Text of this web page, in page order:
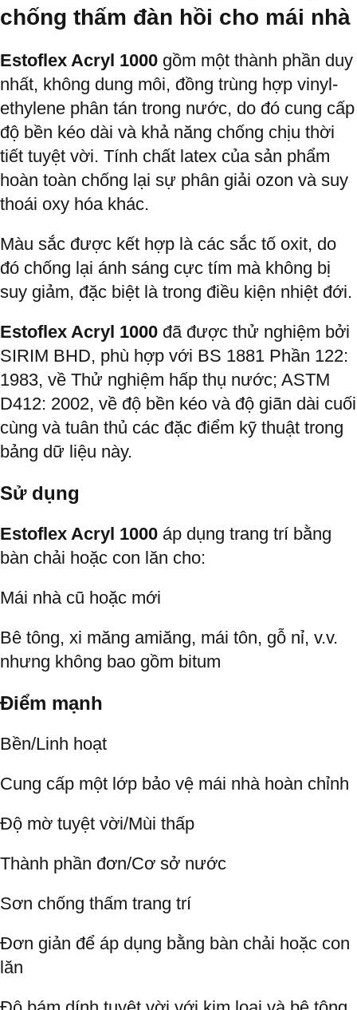
chống thấm đàn hồi cho mái nhà
Estoflex Acryl 1000 gồm một thành phần duy
nhất, không dung môi, đồng trùng hợp vinyl-
ethylene phân tán trong nước, do đó cung cấp
độ bền kéo dài và khả năng chống chịu thời
tiết tuyệt vời. Tính chất latex của sản phẩm
hoàn toàn chống lại sự phân giải ozon và suy
thoái oxy hóa khác.
Màu sắc được kết hợp là các sắc tố oxit, do
đó chống lại ánh sáng cực tím mà không bị
suy giảm, đặc biệt là trong điều kiện nhiệt đới.
Estoflex Acryl 1000 đã được thử nghiệm bởi
SIRIM BHD, phù hợp với BS 1881 Phần 122:
1983, về Thử nghiệm hấp thụ nước; ASTM
D412: 2002, về độ bền kéo và độ giãn dài cuối
cùng và tuân thủ các đặc điểm kỹ thuật trong
bảng dữ liệu này.
Sử dụng
Estoflex Acryl 1000 áp dụng trang trí bằng
bàn chải hoặc con lăn cho:
Mái nhà cũ hoặc mới
Bê tông, xi măng amiăng, mái tôn, gỗ nỉ, v.v.
nhưng không bao gồm bitum
Điểm mạnh
Bền/Linh hoạt
Cung cấp một lớp bảo vệ mái nhà hoàn chỉnh
Độ mờ tuyệt vời/Mùi thấp
Thành phần đơn/Cơ sở nước
Sơn chống thấm trang trí
Đơn giản để áp dụng bằng bàn chải hoặc con
lăn